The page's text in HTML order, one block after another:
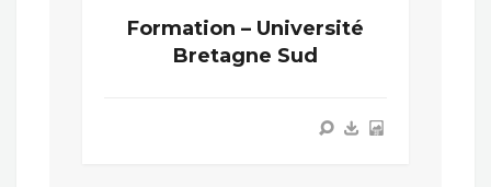
Formation – Université
Bretagne Sud